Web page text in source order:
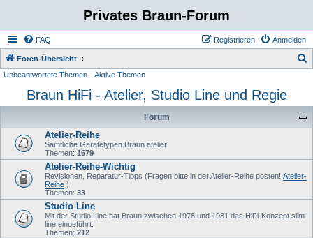
Privates Braun-Forum
FAQ Anmelden
Registrieren
Foren-Übersicht
h
Unbeantwortete Themen Aktive Themen
Braun HiFi - Atelier, Studio Line und Regie
Forum
Atelier-Reihe
Sämtliche Gerätetypen Braun atelier
Themen: 1679
Atelier-Reihe-Wichtig
Revisionen, Reparatur-Tipps (Fragen bitte in der Atelier-Reihe posten! Atelier-
Reihe )
Themen: 33
Studio Line
Mit der Studio Line hat Braun zwischen 1978 und 1981 das HiFi-Konzept slim
line eingeführt.
Themen: 212